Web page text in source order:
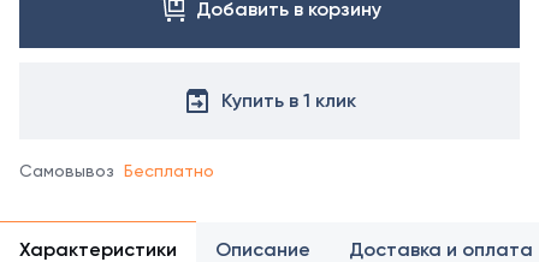
Добавить в корзину
Купить в 1 клик
Самовывоз Бесплатно
Характеристики Описание Доставка и оплата